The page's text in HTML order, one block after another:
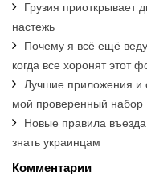
Грузия приоткрывает
настежь
Почему я всё ещё веду
когда все хоронят этот
Лучшие приложения и
мой проверенный набор
Новые правила
знать украинцам
Комментарии